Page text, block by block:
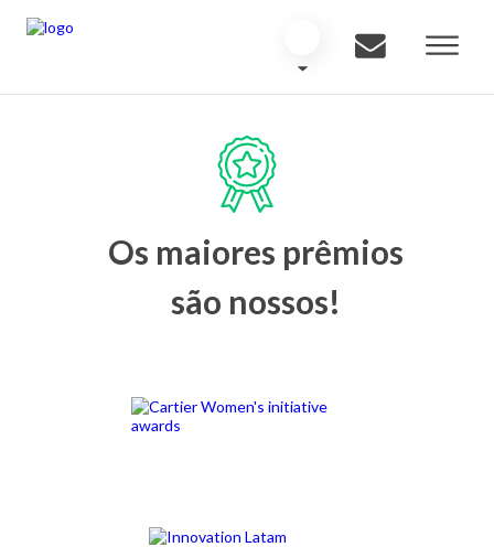
Os maiores prêmios
são nossos!